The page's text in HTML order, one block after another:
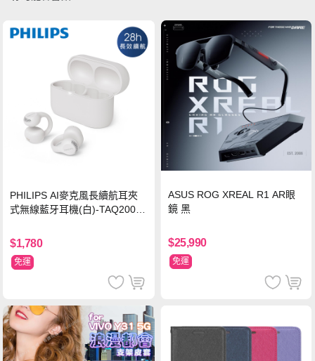
PHILIPS AI麥克風長續航耳夾
式無線藍牙耳機(白)-TAQ2000
$1,780
免運
ASUS ROG XREAL R1 AR眼
鏡 黑
$25,990
免運